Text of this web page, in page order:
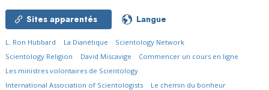
Sites apparentés Langue
L. Ron Hubbard La Dianétique
Scientology Network
Scientology Religion
David Miscavige
Commencer un cours en ligne
Les ministres volontaires de Scientology
International Association of Scientologists
Le chemin du bonheur